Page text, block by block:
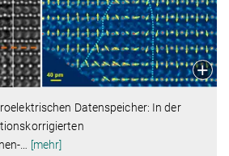
Datenspeicher: In der
[mehr]